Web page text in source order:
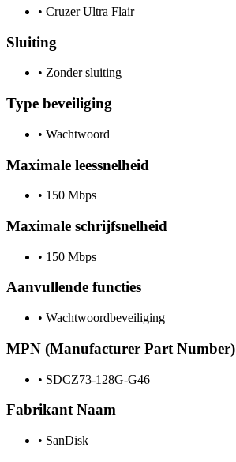
• Cruzer Ultra Flair
Sluiting
• Zonder sluiting
Type beveiliging
• Wachtwoord
Maximale leessnelheid
• 150 Mbps
Maximale schrijfsnelheid
• 150 Mbps
Aanvullende functies
• Wachtwoordbeveiliging
MPN (Manufacturer Part Number)
• SDCZ73-128G-G46
Fabrikant Naam
• SanDisk